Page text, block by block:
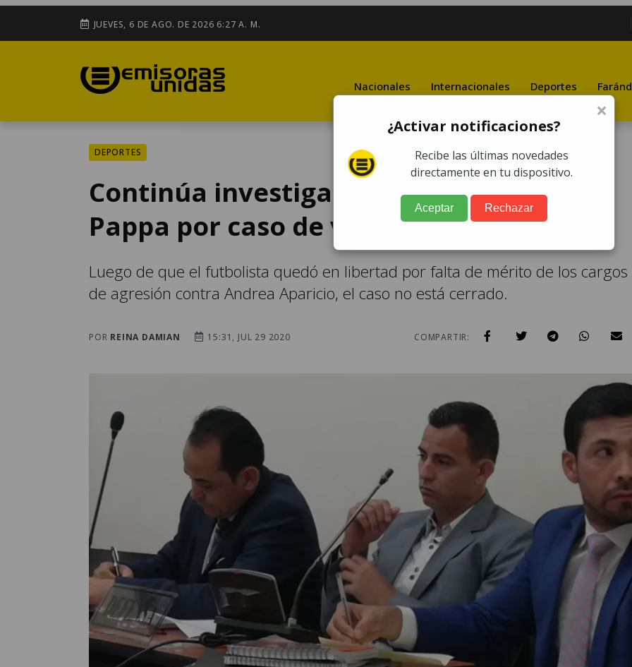
JUEVES, 6 DE AGO. DE 2026 6:27 A. M.
Nacionales Internacionales Deportes
DEPORTES
Continúa investigación contra Marco
Pappa por caso de violencia
Luego de que el futbolista quedó en libertad por falta de mérito de los cargos
de agresión contra Andrea Aparicio, el caso no está cerrado.
POR REINA DAMIAN 15:31, JUL 29 2020 COMPARTIR:
×
¿Activar notificaciones?
Recibe las últimas novedades
directamente en tu dispositivo.
Aceptar Rechazar